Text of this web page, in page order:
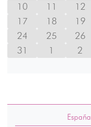
10
11 12
17
18 19
24
25 26
31
1 2
España